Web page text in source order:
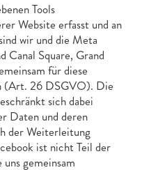
Tools
Website erfasst und an
wir und die Meta
Canal Square, Grand
für diese
(Art. 26 DSGVO). Die
sich dabei
Daten und deren
der Weiterleitung
ist nicht Teil der
gemeinsam